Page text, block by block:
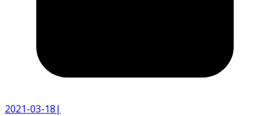
2021-03-18|